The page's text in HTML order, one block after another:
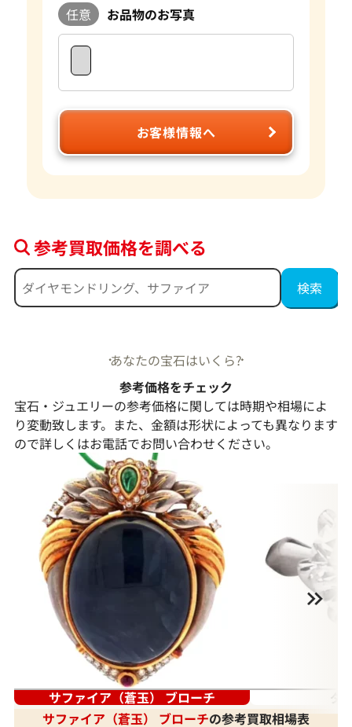
任意 お品物のお写真
お客様情報へ
参考買取価格を調べる
あなたの宝石はいくら?
参考価格をチェック
宝石・ジュエリーの参考価格に関しては時期や相場によ
り変動致します。また、金額は形状によっても異なります
ので詳しくはお電話でお問い合わせください。
サファイア（蒼玉） ブローチ
サファイア（蒼玉） ブローチの参考買取相場表